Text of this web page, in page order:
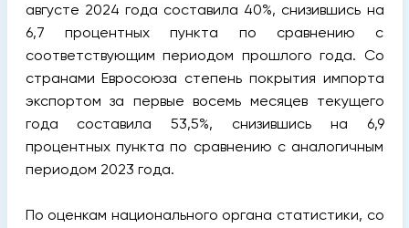
августе 2024 года составила 40%, снизившись на
6,7 процентных пункта по сравнению с
соответствующим периодом прошлого года. Со
странами Евросоюза степень покрытия импорта
экспортом за первые восемь месяцев текущего
года составила 53,5%, снизившись на 6,9
процентных пункта по сравнению с аналогичным
периодом 2023 года.
По оценкам национального органа статистики, со